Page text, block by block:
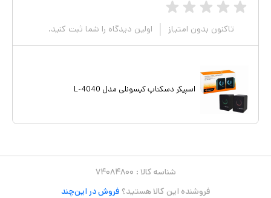
تاکنون بدون امتیاز اولین دیدگاه را شما ثبت کنید.
اسپیکر دسکتاپ کیسونلی مدل L-4040
شناسه کالا : ۷۴۰۸۴۸۰۰
فروشنده این کالا هستید؟ فروش در این‌چند